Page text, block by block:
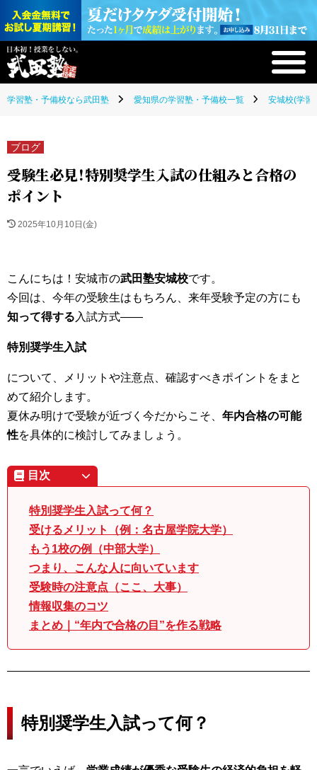
学習塾・予備校なら武田塾 愛知県の学習塾・予備校一覧 安城校(学習
ブログ
受験生必見！特別奨学生入試の仕組みと合格の
ポイント
2025年10月10日(金)
こんにちは！安城市の武田塾安城校です。
今回は、今年の受験生はもちろん、来年受験予定の方にも
知って得する 入試方式――
特別奨学生入試
について、メリットや注意点、確認すべきポイントをまと
めて紹介します。
夏休み明けで受験が近づく今だからこそ、 年内合格の可能
性を具体的に検討してみましょう。
目次
特別奨学生入試って何？
受けるメリット（例：名古屋学院大学）
もう1校の例（中部大学）
つまり、こんな人に向いています
受験時の注意点（ここ、大事）
情報収集のコツ
まとめ｜“年内で合格の目”を作る戦略
特別奨学生入試って何？